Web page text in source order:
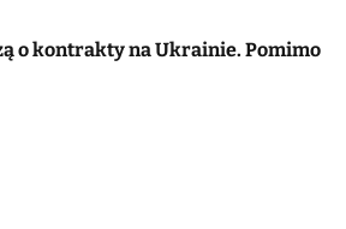
o kontrakty na Ukrainie. Pomimo